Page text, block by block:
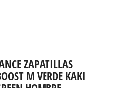
ZAPATILLAS
M VERDE KAKI